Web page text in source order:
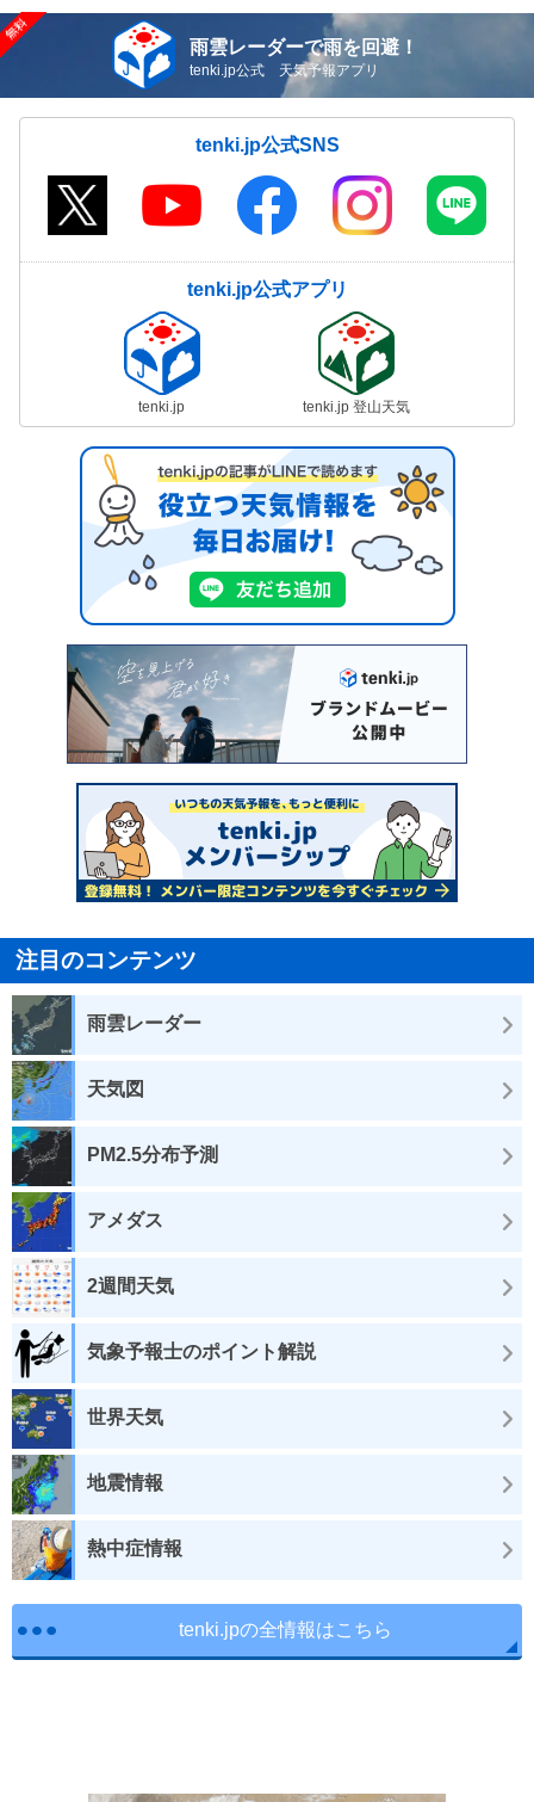
雨雲レーダーで雨を回避！
tenki.jp公式 天気予報アプリ
tenki.jp公式SNS
tenki.jp公式アプリ
tenki.jp tenki.jp 登山天気
注目のコンテンツ
雨雲レーダー
天気図
PM2.5分布予測
アメダス
2週間天気
気象予報士のポイント解説
世界天気
地震情報
熱中症情報
tenki.jpの全情報はこちら